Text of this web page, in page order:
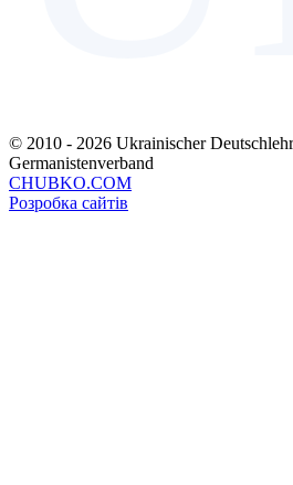
© 2010 - 2026 Ukrainischer
Germanistenverband
CHUBKO.COM
Розробка сайтів